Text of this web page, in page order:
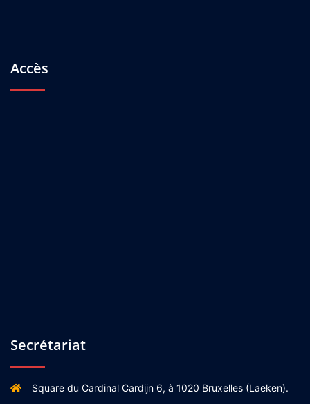
Accès
Secrétariat
Square du Cardinal Cardijn 6, à 1020 Bruxelles (Laeken).